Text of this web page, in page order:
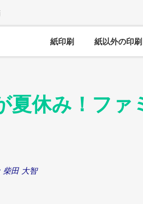
紙印刷 紙以外の印刷
夏休み！ファ
柴田 大智